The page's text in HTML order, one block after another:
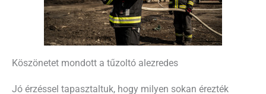
Köszönetet mondott a tűzoltó alezredes
Jó érzéssel tapasztaltuk, hogy milyen sokan érezték